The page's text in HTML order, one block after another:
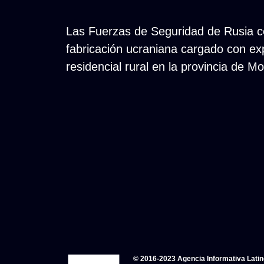
Las Fuerzas de Seguridad de Rusia
fabricación ucraniana cargado con
residencial rural en la provincia de
© 2016-2023 Agencia Informativa